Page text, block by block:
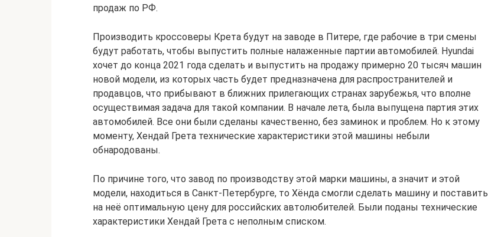
продаж по РФ.
Производить кроссоверы Крета будут на заводе в Питере, где рабочие в три смены
будут работать, чтобы выпустить полные налаженные партии автомобилей. Hyundai
хочет до конца 2021 года сделать и выпустить на продажу примерно 20 тысяч машин
новой модели, из которых часть будет предназначена для распространителей и
продавцов, что прибывают в ближних прилегающих странах зарубежья, что вполне
осуществимая задача для такой компании. В начале лета, была выпущена партия этих
автомобилей. Все они были сделаны качественно, без заминок и проблем. Но к этому
моменту, Хендай Грета технические характеристики этой машины небыли
обнародованы.
По причине того, что завод по производству этой марки машины, а значит и этой
модели, находиться в Санкт-Петербурге, то Хёнда смогли сделать машину и поставить
на неё оптимальную цену для российских автолюбителей. Были поданы технические
характеристики Хендай Грета с неполным списком.